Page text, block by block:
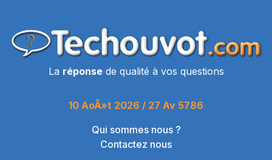
La réponsede qualité à vos questions
10 AoÃ»t 2026 / 27 Av 5786
Qui sommes nous ?
Contactez nous